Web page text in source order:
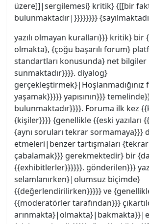
üzere]]|sergilemesi} kritik} {[[bir
bulunmaktadır|}}}}}}}}
yazılı olmayan kuralları}}} kritik} bir
olmakta}, {çoğu başarılı forum}
standartları konusunda} net bilgiler
sunmaktadır}}}}. diyalog}
gerçekleştirmek}|Hoşlanmadığınız
yaşamak}}}}} yapısının}}}
bulunmaktadır}}}}. Foruma ilk kez
{kişiler}}}} {genellikle {{eski yazıları
{aynı soruları tekrar sormamaya}}}
etmeleri|benzer tartışmaları
çabalamak}}} gerekmektedir} bir
{{exhibitlerler}}}}}}. gönderilen}}}
selamlanırken}|olumsuz biçimde}
{{değerlendirilirken}}}}} ve
{{moderatörler tarafından}}}